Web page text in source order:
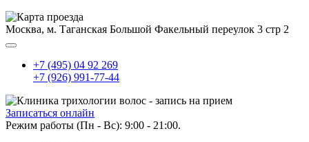
Москва, м. Таганская Большой Факельный переулок 3 стр 2
+7 (495) 04 92 269
+7 (926) 991-77-44
Записаться онлайн
Режим работы (Пн - Вс): 9:00 - 21:00.